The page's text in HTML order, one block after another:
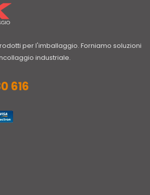
per l'imballaggio. Forniamo soluzioni
industriale.
616